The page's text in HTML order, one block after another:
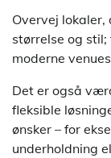
Overvej lokaler,
størrelse og
moderne
Det er også
fleksible
ønsker – for
underholdning